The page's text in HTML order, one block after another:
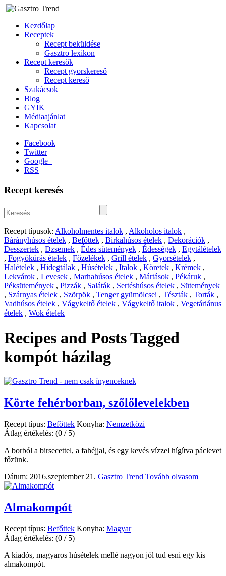
Kezdőlap
Receptek
Recept beküldése
Gasztro lexikon
Recept keresők
Recept gyorskereső
Recept kereső
Szakácsok
Blog
GYIK
Médiaajánlat
Kapcsolat
Facebook
Twitter
Google+
RSS
Recept keresés
Recept típusok: Alkoholmentes italok , Alkoholos italok ,
Bárányhúsos ételek , Befőttek , Birkahúsos ételek , Dekorációk ,
Desszertek , Dzsemek , Édes sütemények , Édességek , Egytálételek
, Fogyókúrás ételek , Főzelékek , Grill ételek , Gyorsételek ,
Halételek , Hidegtálak , Húsételek , Italok , Köretek , Krémek ,
Lekvárok , Levesek , Marhahúsos ételek , Mártások , Pékáruk ,
Péksütemények , Pizzák , Saláták , Sertéshúsos ételek , Sütemények
, Szárnyas ételek , Szörpök , Tenger gyümölcsei , Tészták , Torták ,
Vadhúsos ételek , Vágykeltő ételek , Vágykeltő italok , Vegetáriánus
ételek , Wok ételek
Recipes and Posts Tagged
kompót házilag
Körte fehérborban, szőlőlevelekben
Recept típus: Befőttek Konyha: Nemzetközi
Átlag értékelés: (0 / 5)
A borból a birsecettel, a fahéjjal, és egy kevés vízzel hígítva páclevet
főzünk.
Dátum: 2016.szeptember 21. Gasztro Trend Tovább olvasom
Almakompót
Recept típus: Befőttek Konyha: Magyar
Átlag értékelés: (0 / 5)
A kiadós, magyaros húsételek mellé nagyon jól tud esni egy kis
almakompót.